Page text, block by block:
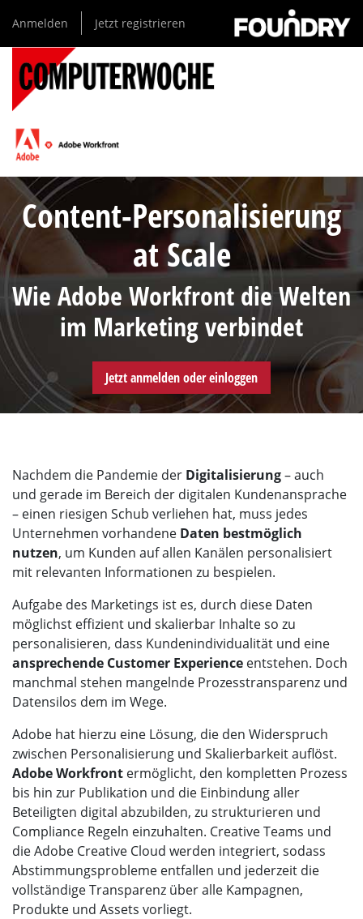
zum
Inhalt
Anmelden Jetzt registrieren
Content-Personalisierung
at Scale
Wie Adobe Workfront die Welten
im Marketing verbindet
Jetzt anmelden oder einloggen
Nachdem die Pandemie der Digitalisierung– auch
und gerade im Bereich der digitalen Kundenansprache
– einen riesigen Schub verliehen hat, muss jedes
Unternehmen vorhandene Daten bestmöglich
nutzen, um Kunden auf allen Kanälen personalisiert
mit relevanten Informationen zu bespielen.
Aufgabe des Marketings ist es, durch diese Daten
möglichst effizient und skalierbar Inhalte so zu
personalisieren, dass Kundenindividualität und eine
ansprechende Customer Experience entstehen. Doch
manchmal stehen mangelnde Prozesstransparenz und
Datensilos dem im Wege.
Adobe hat hierzu eine Lösung, die den Widerspruch
zwischen Personalisierung und Skalierbarkeit auflöst.
Adobe Workfront ermöglicht, den kompletten Prozess
bis hin zur Publikation und die Einbindung aller
Beteiligten digital abzubilden, zu strukturieren und
Compliance Regeln einzuhalten. Creative Teams und
die Adobe Creative Cloud werden integriert, sodass
Abstimmungsprobleme entfallen und jederzeit die
vollständige Transparenz über alle Kampagnen,
Produkte und Assets vorliegt.